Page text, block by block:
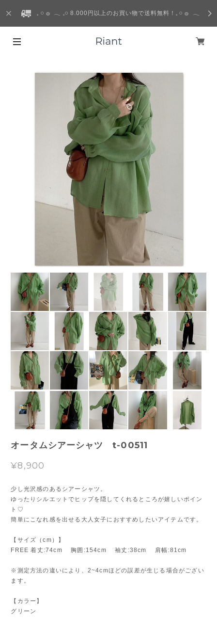
𓈒 𓏸 𓐍 𓂃 𓈒𓏸 8.000円以上のお買い物で送料無料！𓈒 𓏸 𓐍 𓂃
オータムシアーシャツ t-00511
¥8,900
少し光沢感のあるシアーシャツ。
ゆったりシルエットでヒップを隠してくれるところが嬉しいポイン
ト♡
簡単にこなれ感を出せる大人女子におすすめしたいアイテムです。
【サイズ（cm）】
FREE 着丈:74cm 胸囲:154cm 袖丈:38cm 肩幅:81cm
※測定方法の違いにより、2~4cmほどの誤差が生じる場合がござい
ます。
【カラー】
グリーン